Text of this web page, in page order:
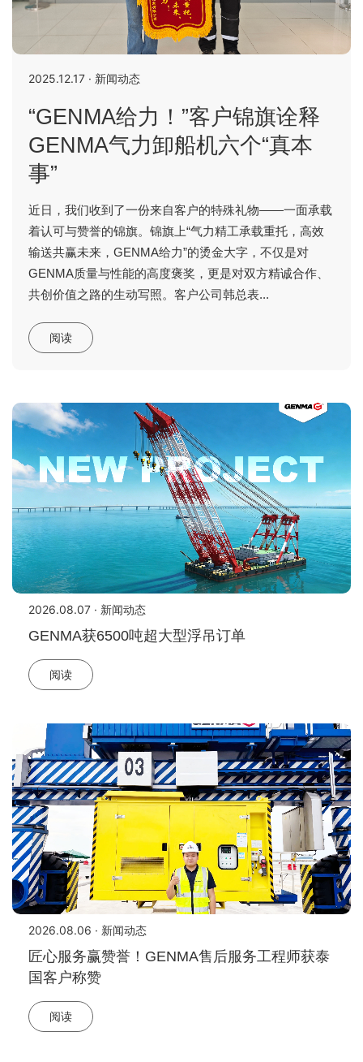
2025.12.17 · 新闻动态
“GENMA给力！”客户锦旗诠释
GENMA气力卸船机六个“真本
事”
近日，我们收到了一份来自客户的特殊礼物——一面承载
着认可与赞誉的锦旗。锦旗上“气力精工承载重托，高效
输送共赢未来，GENMA给力”的烫金大字，不仅是对
GENMA质量与性能的高度褒奖，更是对双方精诚合作、
共创价值之路的生动写照。客户公司韩总表...
阅读
2026.08.07 · 新闻动态
GENMA获6500吨超大型浮吊订单
阅读
2026.08.06 · 新闻动态
匠心服务赢赞誉！GENMA售后服务工程师获泰
国客户称赞
阅读